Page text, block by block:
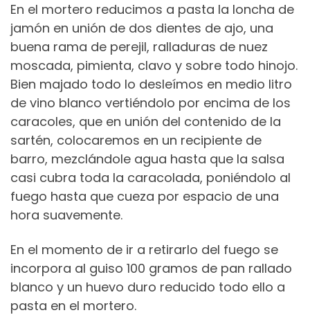
En el mortero reducimos a pasta la loncha de
jamón en unión de dos dientes de ajo, una
buena rama de perejil, ralladuras de nuez
moscada, pimienta, clavo y sobre todo hinojo.
Bien majado todo lo desleímos en medio litro
de vino blanco vertiéndolo por encima de los
caracoles, que en unión del contenido de la
sartén, colocaremos en un recipiente de
barro, mezclándole agua hasta que la salsa
casi cubra toda la caracolada, poniéndolo al
fuego hasta que cueza por espacio de una
hora suavemente.
En el momento de ir a retirarlo del fuego se
incorpora al guiso 100 gramos de pan rallado
blanco y un huevo duro reducido todo ello a
pasta en el mortero.